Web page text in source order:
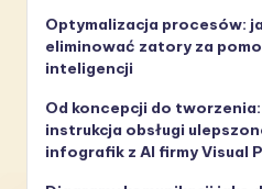
Optymalizacja procesów:
eliminować zatory za
inteligencji
Od koncepcji do
instrukcja obsługi
infografik z AI firmy Visual